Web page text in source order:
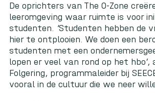
De oprichters van The O-Zone
leeromgeving waar ruimte is voor
studenten. ‘Studenten hebben de
hier te ontplooien. We doen een
studenten met een
lopen er veel van rond op het hbo’,
Folgering, programmaleider bij
vooral in de cultuur die we neer